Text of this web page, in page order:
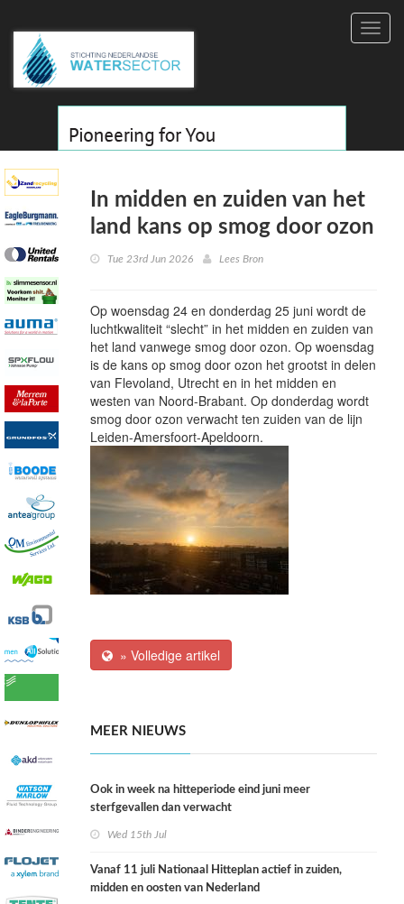
In midden en zuiden van het
land kans op smog door ozon
Tue 23rd Jun 2026 Lees Bron
Op woensdag 24 en donderdag 25 juni wordt de
luchtkwaliteit “slecht” in het midden en zuiden van
het land vanwege smog door ozon. Op woensdag
is de kans op smog door ozon het grootst in delen
van Flevoland, Utrecht en in het midden en
westen van Noord-Brabant. Op donderdag wordt
smog door ozon verwacht ten zuiden van de lijn
Leiden-Amersfoort-Apeldoorn.
» Volledige artikel
MEER NIEUWS
Ook in week na hitteperiode eind juni meer
sterfgevallen dan verwacht
Wed 15th Jul
Vanaf 11 juli Nationaal Hitteplan actief in zuiden,
midden en oosten van Nederland